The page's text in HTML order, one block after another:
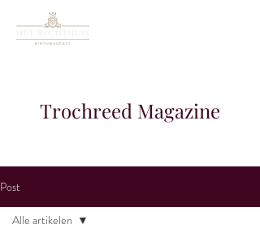
Trochreed Magazine
Post
Alle artikelen